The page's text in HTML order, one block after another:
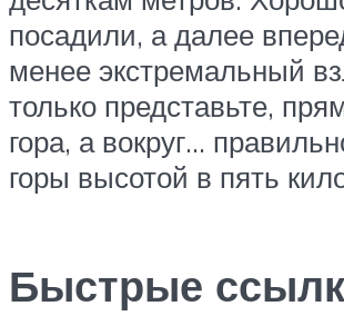
посадили, а далее
менее экстремальный
только представьте,
гора, а вокруг…
горы высотой в пять
Быстрые